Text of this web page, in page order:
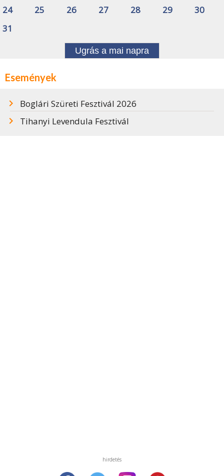
24
25 26 27 28 29
30
31
Ugrás a mai napra
Események
Boglári Szüreti Fesztivál 2026
Tihanyi Levendula Fesztivál
hirdetés